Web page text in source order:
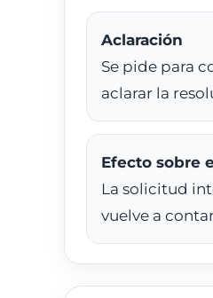
Aclaración
Se pide para
aclarar la
Efecto sobre
La solicitud
vuelve a